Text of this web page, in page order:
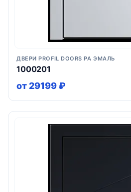
ДВЕРИ PROFIL DOORS PA ЭМАЛЬ
1000201
от 29199 ₽